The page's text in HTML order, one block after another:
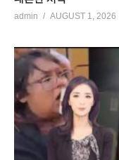
admin AUGUST 1, 2026